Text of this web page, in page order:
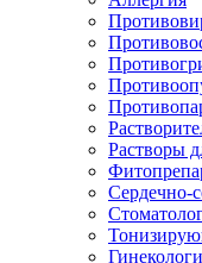
Растворы
Сердечно-